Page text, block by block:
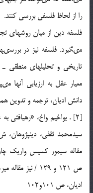
را از لحاظ فلسفى بررسى كنند.
فلسفه دين از ميان روش‏هاى
مى‏گيرد. فلسفه نيز در
تاريخى و تحليل‏هاى منطقى ـ
دانش اديان، ترجمه و تدوين
[2] . يواخيم واخ، «رهيافتى
مقاله سيمور كسيس واريك
ص 121 و 129 / نيز
اديان، ص 101و102